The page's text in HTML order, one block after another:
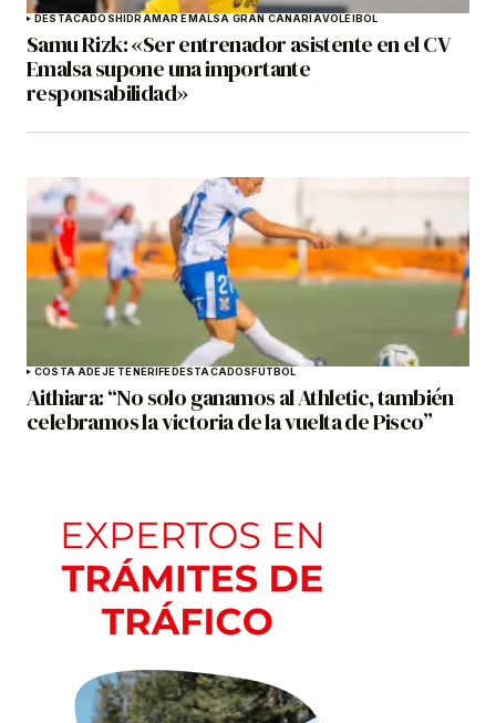
DESTACADOSHIDRAMAR EMALSA GRAN CANARIAVOLEIBOL
Samu Rizk: «Ser entrenador asistente en el CV
Emalsa supone una importante
responsabilidad»
COSTA ADEJE TENERIFEDESTACADOSFÚTBOL
Aithiara: “No solo ganamos al Athletic, también
celebramos la victoria de la vuelta de Pisco”